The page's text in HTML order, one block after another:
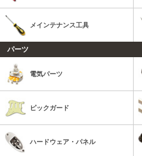
メインテナンス工具
パーツ
電気パーツ
ピックガード
ハードウェア・パネル